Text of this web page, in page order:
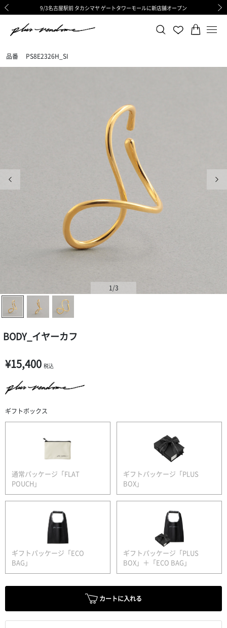
ギフトサービス 一部リニューアルと価格変更のお知らせ
令和8年熊本地震の影響による荷物のお届けについて
9/3名古屋駅前 タカシマヤ ゲートタワーモールに新店舗オープン
8/6渋谷ヒカリエ内ShinQs店 待望のリアル店舗オープン
ギフトサービス 一部リニューアルと価格変更のお知らせ
令和8年熊本地震の影響による荷物のお届けについて
品番 PS8E2326H_SI
1/3
BODY_イヤーカフ
¥15,400 税込
ギフトボックス
通常パッケージ「FLAT
POUCH」
ギフトパッケージ「PLUS
BOX」
ギフトパッケージ「ECO
BAG」
ギフトパッケージ「PLUS
BOX」＋「ECO BAG」
カートに入れる